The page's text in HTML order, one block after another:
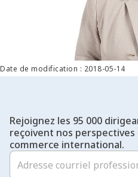
Date de modification : 2018-05-14
Rejoignez les 95 000
reçoivent nos
commerce international.